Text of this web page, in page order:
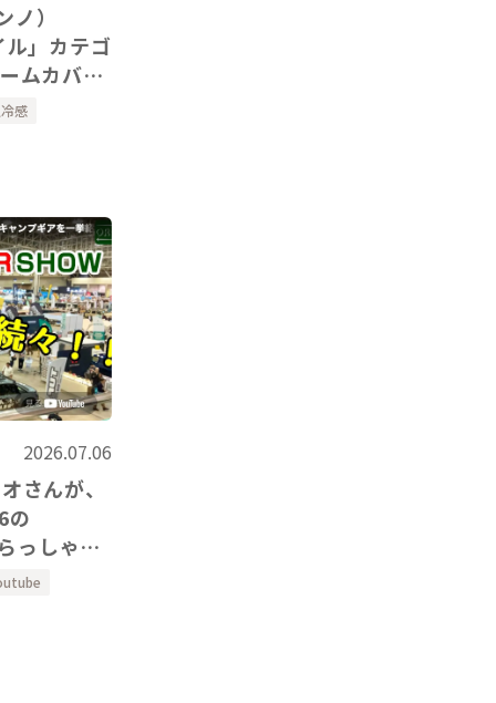
）
」カテゴ
ムカバ
いただき
感
2026.07.06
さんが、
っしゃい